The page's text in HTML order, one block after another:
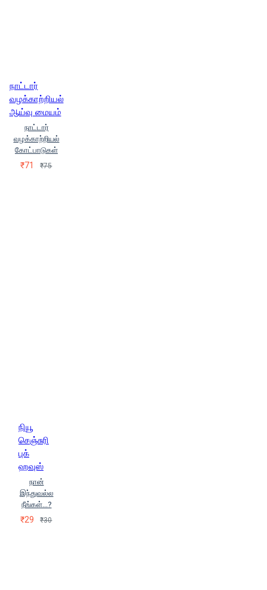
நாட்டார்
வழக்காற்றியல்
ஆய்வு மையம்
நாட்டார்
வழக்காற்றியல்
கோட்பாடுகள்
₹71 ₹75
நியூ
செஞ்சுரி
புக்
ஹவுஸ்
நான்
இந்துவல்ல
நீங்கள்...?
₹29 ₹30